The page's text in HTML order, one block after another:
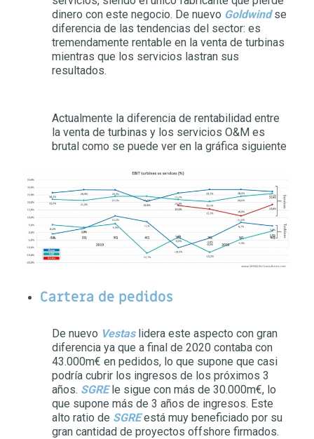
dinero con este negocio. De nuevo Goldwindse
diferencia de las tendencias del sector: es
tremendamente rentable en la venta de turbinas
mientras que los servicios lastran sus
resultados.
Actualmente la diferencia de rentabilidad entre
la venta de turbinas y los servicios O&M es
brutal como se puede ver en la gráfica siguiente
Cartera de pedidos
De nuevo Vestaslidera este aspecto con gran
diferencia ya que a final de 2020 contaba con
43.000m€ en pedidos, lo que supone que casi
podría cubrir los ingresos de los próximos 3
años. SGREle sigue con más de 30.000m€, lo
que supone más de 3 años de ingresos. Este
alto ratio de SGREestá muy beneficiado por su
gran cantidad de proyectos offshore firmados.